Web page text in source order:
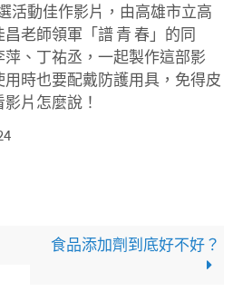
活動佳作影片，由高雄市立高
老師領軍「譜 青 春」的同
、丁祐丞，一起製作這部影
時也要配戴防護用具，免得皮
片怎麼說！
食品添加劑到底好不好？